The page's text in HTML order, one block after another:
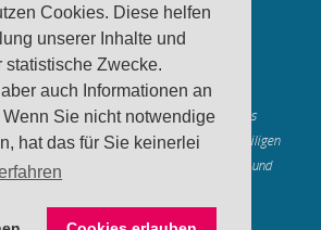
Cookies. Diese helfen
unserer Inhalte und
statistische Zwecke.
auch Informationen an
Wenn Sie nicht notwendige
hat das für Sie keinerlei
- 2007-2026
|Medienzentrum Gerstetten
Warenzeichen und Logos innerhalb dieses
die Marken- und Urheberechte der jeweiligen
und dienen lediglich der Berichterstattung und